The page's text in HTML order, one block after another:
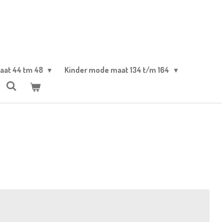
44 tm 48 Kinder mode maat 134 t/m 164